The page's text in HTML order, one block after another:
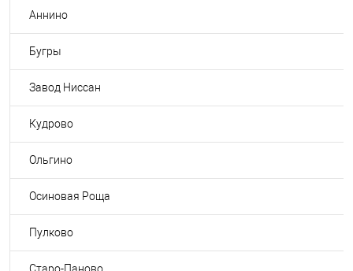
Аннино
Бугры
Завод Ниссан
Кудрово
Ольгино
Осиновая Роща
Пулково